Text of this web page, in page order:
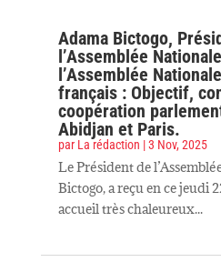
Adama Bictogo,
l’Assemblée
l’Assemblée
français : Objectif,
coopération
Abidjan et Paris.
par La rédaction |3 Nov, 2025
Le Président de
Bictogo, a reçu en ce jeudi
accueil très chaleureux...